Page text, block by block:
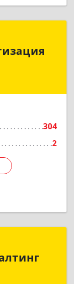
304
2
р-н,
пл, дом № 10,
Дубна г,
4, оф.306